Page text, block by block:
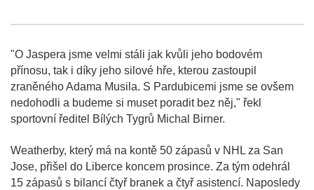
"O Jaspera jsme velmi stáli jak kvůli jeho bodovém
přínosu, tak i díky jeho silové hře, kterou zastoupil
zraněného Adama Musila. S Pardubicemi jsme se ovšem
nedohodli a budeme si muset poradit bez něj," řekl
sportovní ředitel Bílých Tygrů Michal Birner.
Weatherby, který má na kontě 50 zápasů v NHL za San
Jose, přišel do Liberce koncem prosince. Za tým odehrál
15 zápasů s bilancí čtyř branek a čtyř asistencí. Naposledy